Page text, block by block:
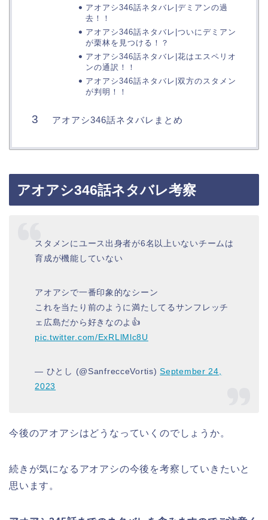
アオアシ346話ネタバレ|デミアンの過
去！！
アオアシ346話ネタバレ|ついにデミアン
が栗林を見つける！？
アオアシ346話ネタバレ|花はエスペリオ
ンの通訳！！
アオアシ346話ネタバレ|双方のスタメン
が判明！！
アオアシ346話ネタバレまとめ
アオアシ346話ネタバレ考察
スタメンにユース出身者が6名以上いないチームは
育成が機能していない
アオアシで一番印象的なシーン
これを当たり前のように満たしてるサンフレッチ
ェ広島だから好きなのよ👍️
pic.twitter.com/ExRLlMlc8U
— ひとし (@SanfrecceVortis)September 24,
2023
今後のアオアシはどうなっていくのでしょうか。
続きが気になるアオアシの今後を考察していきたいと
思います。